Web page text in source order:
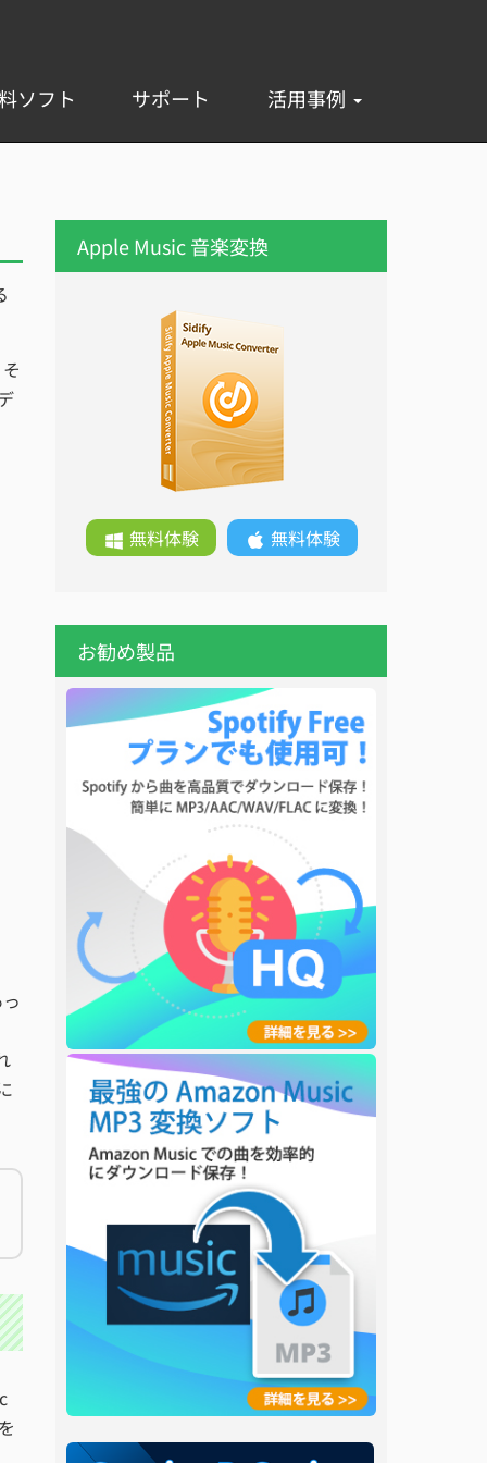
ソフト サポート 活用事例
Apple Music 音楽変換
無料体験 無料体験
お勧め製品